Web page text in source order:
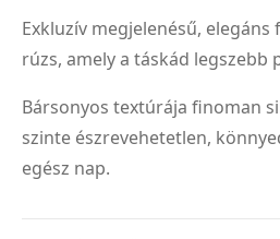
Exkluzív megjelenésű,
rúzs, amely a táskád legszebb
Bársonyos textúrája finoman
szinte észrevehetetlen,
egész nap.